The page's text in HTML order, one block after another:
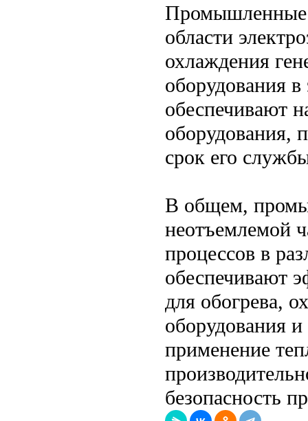
Промышленные
области
охлаждения
оборудования
обеспечивают
оборудования,
срок его
В общем,
неотъемлемой
процессов в
обеспечивают
для обогрева,
оборудования
применение
безопасность